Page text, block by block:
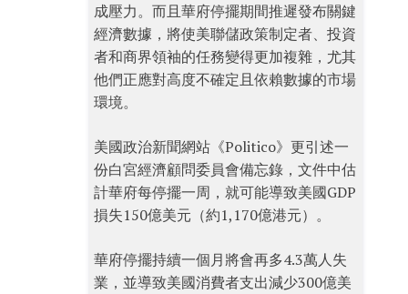
成壓力。而且華府停擺期間推遲發布關鍵
經濟數據，將使美聯儲政策制定者、投資
者和商界領袖的任務變得更加複雜，尤其
他們正應對高度不確定且依賴數據的市場
環境。
美國政治新聞網站《Politico》更引述一
份白宮經濟顧問委員會備忘錄，文件中估
計華府每停擺一周，就可能導致美國GDP
損失150億美元（約1,170億港元）。
華府停擺持續一個月將會再多4.3萬人失
業，並導致美國消費者支出減少300億美